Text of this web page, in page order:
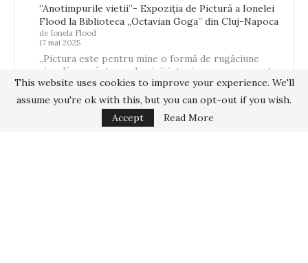
‘’Anotimpurile vietii’’- Expoziția de Pictură a Ionelei
Flood la Biblioteca „Octavian Goga” din Cluj-Napoca
de Ionela Flood
17 mai 2025
„Pictura este pentru mine o formă de rugăciune
vizuală – o căutare a luminii interioare care se naște
din memorie,…
This website uses cookies to improve your experience. We'll
assume you're ok with this, but you can opt-out if you wish.
Accept
Read More